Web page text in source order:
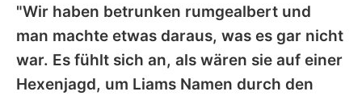
"Wir haben betrunken rumgealbert und
man machte etwas daraus, was es gar nicht
war. Es fühlt sich an, als wären sie auf einer
Hexenjagd, um Liams Namen durch den